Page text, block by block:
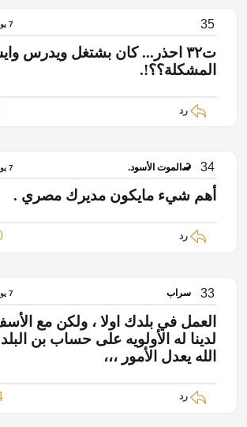
35 7 يوليو 2026
ت٣٢ احذر... كان بشتغل ويدرس
المشكلة؟؟!.
رد
34 🦂الموت الأسود. 7 يوليو 2026
أهم شيء مايكون مديرك مصري .
رد
33 سراب 7 يوليو 2026
العمل في بلدك اولا ، ولكن مع
لدينا له الأولويه على حساب بن
الله يعدل الأمور ،،،
رد